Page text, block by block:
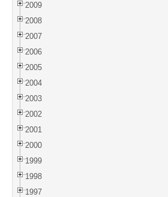
2009
2008
2007
2006
2005
2004
2003
2002
2001
2000
1999
1998
1997